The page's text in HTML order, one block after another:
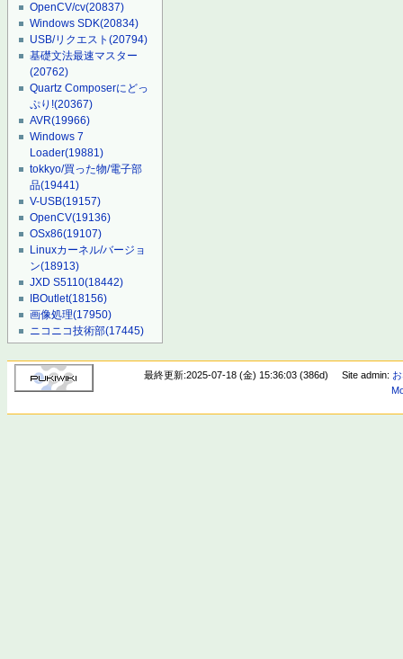
OpenCV/cv(20837)
Windows SDK(20834)
USB/リクエスト(20794)
基礎文法最速マスター
(20762)
Quartz Composerにどっ
ぷり!(20367)
AVR(19966)
Windows 7
Loader(19881)
tokkyo/買った物/電子部
品(19441)
V-USB(19157)
OpenCV(19136)
OSx86(19107)
Linuxカーネル/バージョ
ン(18913)
JXD S5110(18442)
IBOutlet(18156)
画像処理(17950)
ニコニコ技術部(17445)
最終更新:2025-07-18 (金) 15:36:03 (386d) Site admin: